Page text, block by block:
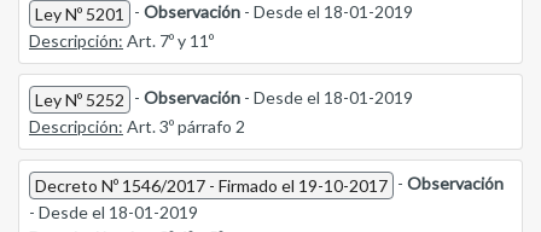
Ley Nº 5201 - Observación - Desde el 18-01-2019
Descripción: Art. 7º y 11º
Ley Nº 5252 - Observación - Desde el 18-01-2019
Descripción: Art. 3º párrafo 2
Decreto Nº 1546/2017 - Firmado el 19-10-2017 - Observación
- Desde el 18-01-2019